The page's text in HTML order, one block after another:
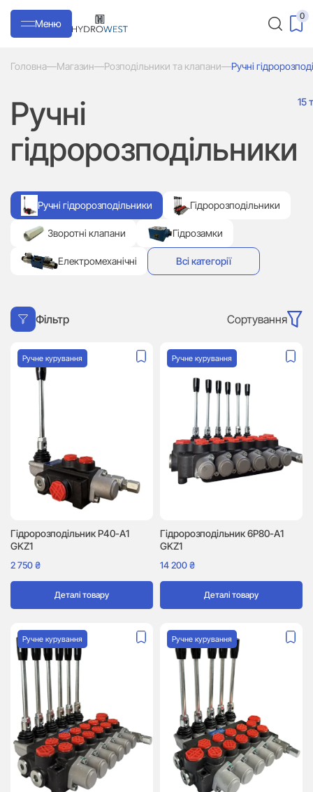
Меню
0
Головна—Магазин—Розподільники та клапани—Ручні
Ручні
гідророзподільники
15
Гідророзподільники
Зворотні клапани Гідрозамки
Ручні гідророзподільники
Електромеханічні Всі категорії
Фільтр Сортування
Гідророзподільник P40-A1
GKZ1
2 750₴
Деталі товару
Ручне курування
Гідророзподільник 6P80-A1
GKZ1
14 200₴
Деталі товару
Ручне курування
Ручне курування Ручне курування